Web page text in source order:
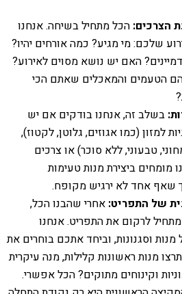
הצרכים: הכל מתחיל בשיחה. אנחנו
שלכם: מי מגיע? כמה אורחים יהיו?
האם יש נושא מסוים לאירוע?
הטעמים והמאכלים שאתם הכי
בשלב זה, אנחנו בודקים אם יש
למזון (כמו אגוזים, גלוטן, לקטוז),
טבעוני, ללא סוכר) או צרכים
מומחים ביצירת מנות טעימות
שאף אחד לא ירגיש מקופח.
של התפריט: אחרי שהבנו הכל,
מתחיל לרקום את התפריט. אנחנו
וסגנונות, וביחד אתכם בוחרים את
מנות ראשונות קלילות, מנה עיקרית
וקינוחים מתוקים? הכל אפשרי.